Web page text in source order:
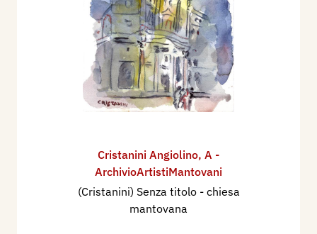
Cristanini Angiolino, A -
ArchivioArtistiMantovani
(Cristanini) Senza titolo - chiesa
mantovana